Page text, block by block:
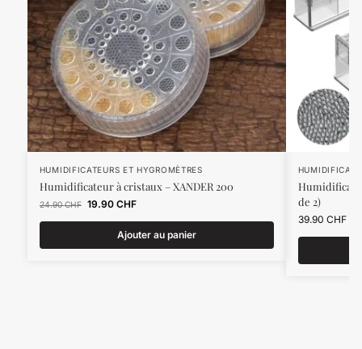
HUMIDIFICATEURS ET HYGROMÈTRES
Humidificateur à cristaux – XANDER 200
24.90CHF 19.90 CHF
Ajouter au panier
de 2)
39.90 CHF